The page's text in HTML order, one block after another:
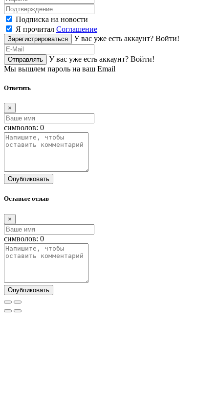
Подписка на новости
Я прочитал Соглашение
Зарегистрироваться У вас уже есть аккаунт? Войти!
Отправлять У вас уже есть аккаунт? Войти!
Мы вышлем пароль на ваш Email
Ответить
×
символов: 0
Опубликовать
Оставьте отзыв
×
символов: 0
Опубликовать